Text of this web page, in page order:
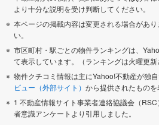
より十分な説明を受け判断してください。
本ページの掲載内容は変更される場合があ
い。
市区町村・駅ごとの物件ランキングは、
て表示しています。（ランキングは火曜更新
物件クチコミ情報は主にYahoo!不動産が独
ビュー（外部サイト） から提供されたものを
1 不動産情報サイト事業者連絡協議会（
者意識アンケートより引用しました。